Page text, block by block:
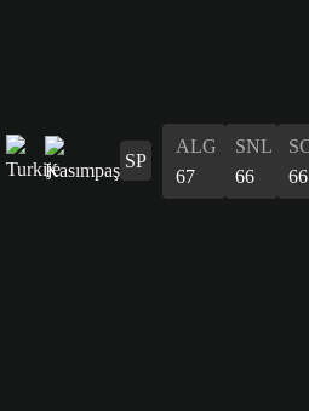
SP
ALG
67
SNL
66
66